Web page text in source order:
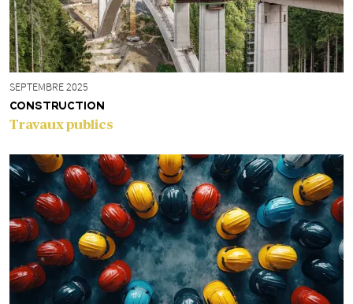
SEPTEMBRE 2025
CONSTRUCTION
Travaux publics